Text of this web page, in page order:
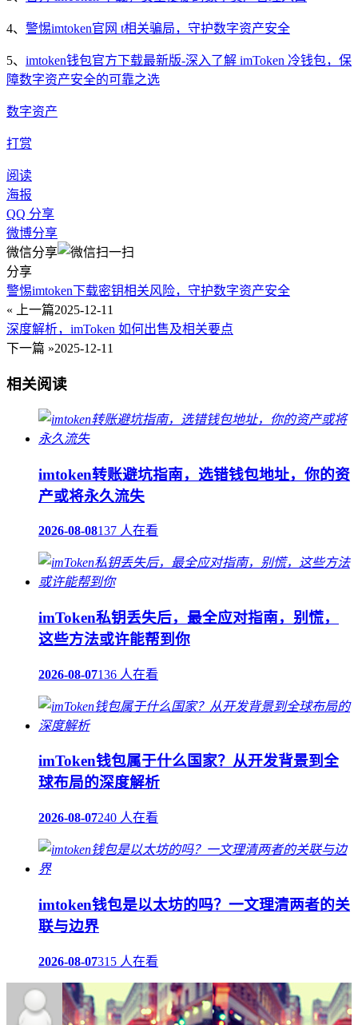
4、 警惕imtoken官网 t相关骗局，守护数字资产安全
5、 imtoken钱包官方下载最新版-深入了解 imToken 冷钱包，保
障数字资产安全的可靠之选
数字资产
打赏
阅读
海报
QQ 分享
微博分享
微信分享
分享
警惕imtoken下载密钥相关风险，守护数字资产安全
« 上一篇2025-12-11
深度解析，imToken 如何出售及相关要点
下一篇 »2025-12-11
相关阅读
imtoken转账避坑指南，选错钱包地址，你的资
产或将永久流失
2026-08-08137 人在看
imToken私钥丢失后，最全应对指南，别慌，
这些方法或许能帮到你
2026-08-07136 人在看
imToken钱包属于什么国家？从开发背景到全
球布局的深度解析
2026-08-07240 人在看
imtoken钱包是以太坊的吗？一文理清两者的关
联与边界
2026-08-07315 人在看